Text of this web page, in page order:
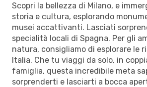
Scopri la bellezza di Milano, e
storia e cultura, esplorando
musei accattivanti. Lasciati
specialità locali di Spagna. Per gli
natura, consigliamo di esplorare le
Italia. Che tu viaggi da solo, in
famiglia, questa incredibile meta
sorprenderti e lasciarti a bocca